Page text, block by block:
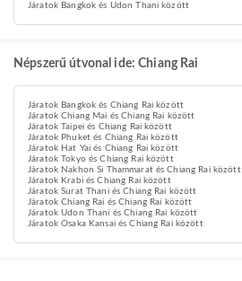
Járatok Bangkok és Udon Thani között
Népszerű útvonal ide: Chiang Rai
Járatok Bangkok és Chiang Rai között
Járatok Chiang Mai és Chiang Rai között
Járatok Taipei és Chiang Rai között
Járatok Phuket és Chiang Rai között
Járatok Hat Yai és Chiang Rai között
Járatok Tokyo és Chiang Rai között
Járatok Nakhon Si Thammarat és Chiang Rai között
Járatok Krabi és Chiang Rai között
Járatok Surat Thani és Chiang Rai között
Járatok Chiang Rai és Chiang Rai között
Járatok Udon Thani és Chiang Rai között
Járatok Osaka Kansai és Chiang Rai között